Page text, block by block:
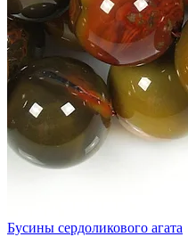
Бусины сердоликового агата